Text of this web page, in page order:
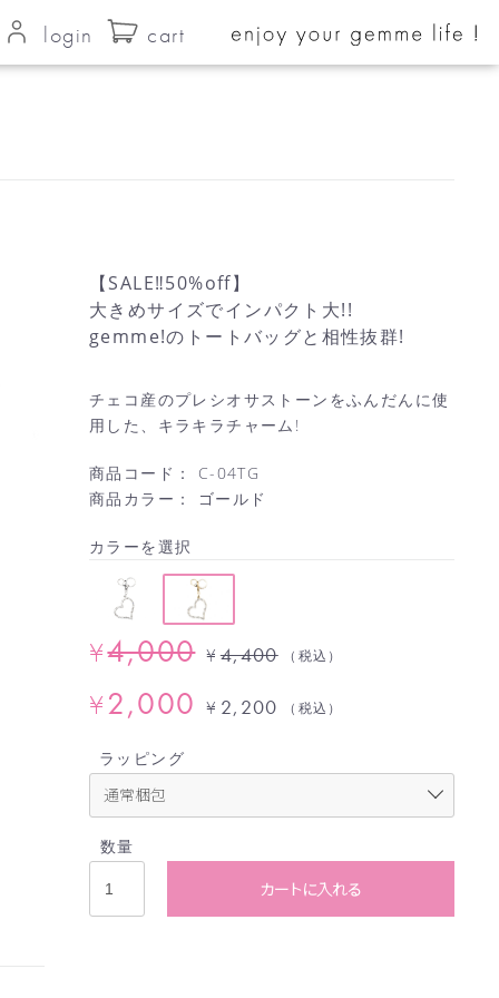
login cart
【SALE‼︎50%off】
大きめサイズでインパクト大!!
gemme!のトートバッグと相性抜群!
チェコ産のプレシオサストーンをふんだんに使
用した、キラキラチャーム!
商品コード： C-04TG
商品カラー：
ゴールド
カラーを選択
¥4,000
¥2,000
¥ 4,400 （税込）
¥ 2,200 （税込）
ラッピング
数量
カートに入れる